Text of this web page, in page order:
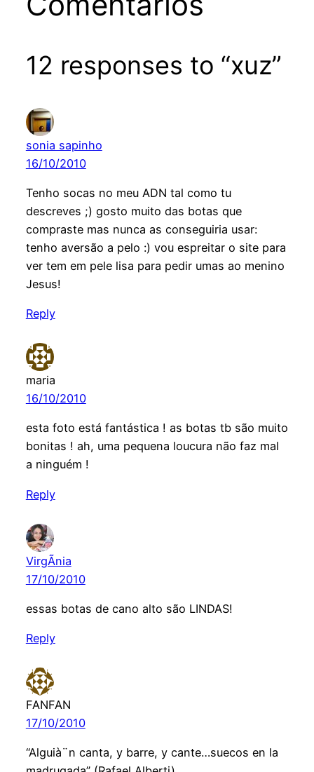
12 responses to “xuz”
sonia sapinho
16/10/2010
Tenho socas no meu ADN tal como tu
descreves ;) gosto muito das botas que
compraste mas nunca as conseguiria usar:
tenho aversão a pelo :) vou espreitar o site para
ver tem em pele lisa para pedir umas ao menino
Jesus!
Reply
maria
16/10/2010
esta foto está fantástica ! as botas tb são muito
bonitas ! ah, uma pequena loucura não faz mal
a ninguém !
Reply
VirgÃ­nia
17/10/2010
essas botas de cano alto são LINDAS!
Reply
FANFAN
17/10/2010
“Alguià¨n canta, y barre, y cante…suecos en la